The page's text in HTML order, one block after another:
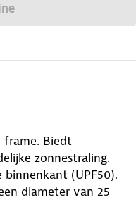
frame. Biedt
zonnestraling.
(UPF50).
diameter van 25